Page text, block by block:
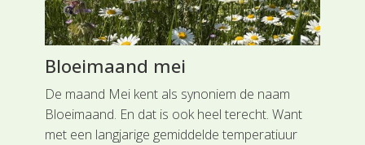
Bloeimaand mei
De maand Mei kent als synoniem de naam
Bloeimaand. En dat is ook heel terecht. Want
met een langjarige gemiddelde temperatiuur